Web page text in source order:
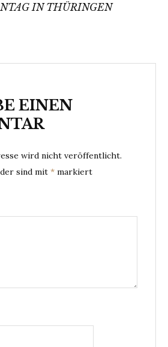
IN THÜRINGEN
EINEN
wird nicht veröffentlicht.
sind mit * markiert